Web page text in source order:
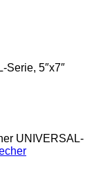
Serie, 5″x7″
UNIVERSAL-